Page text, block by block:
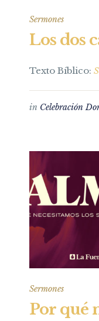
Sermones
Los dos
Texto Bíblico:
in Celebración
Sermones
Por qué